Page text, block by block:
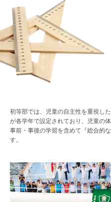
初等部では、児童の自主性を重視し
が各学年で設定されており、児童の
事前・事後の学習を含めて『総合的
す。